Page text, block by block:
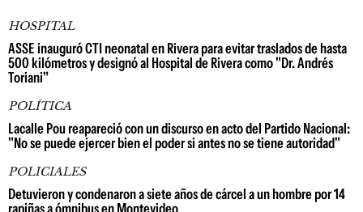
HOSPITAL
ASSE inauguró CTI neonatal en Rivera para evitar traslados de hasta
500 kilómetros y designó al Hospital de Rivera como "Dr. Andrés
Toriani"
POLÍTICA
Lacalle Pou reapareció con un discurso en acto del Partido Nacional:
"No se puede ejercer bien el poder si antes no se tiene autoridad"
POLICIALES
Detuvieron y condenaron a siete años de cárcel a un hombre por 14